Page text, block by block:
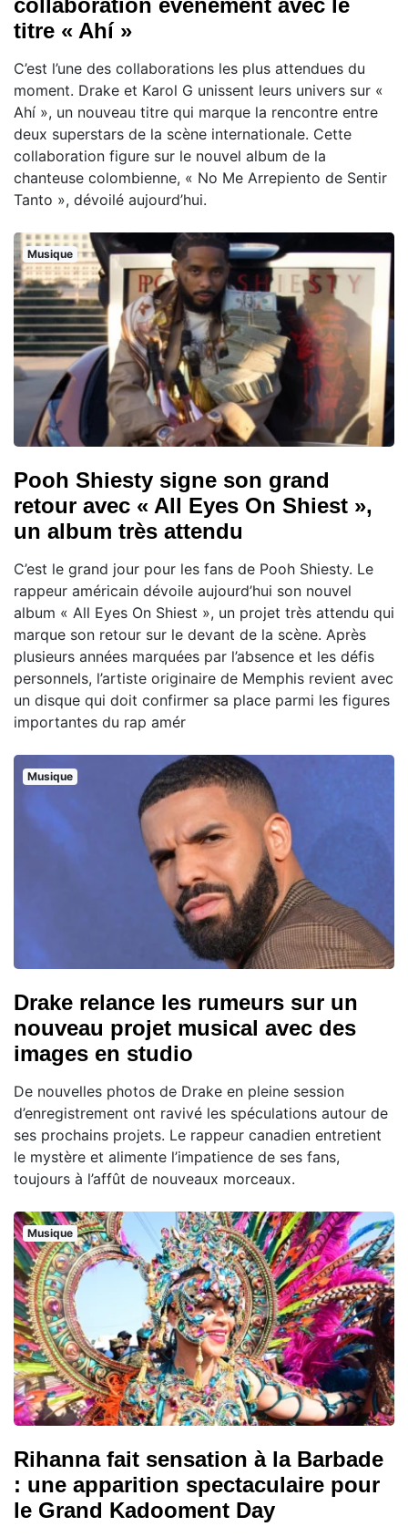
titre « Ahí »
C’est l’une des collaborations les plus attendues du
moment. Drake et Karol G unissent leurs univers sur «
Ahí », un nouveau titre qui marque la rencontre entre
deux superstars de la scène internationale. Cette
collaboration figure sur le nouvel album de la
chanteuse colombienne, « No Me Arrepiento de Sentir
Tanto », dévoilé aujourd’hui.
Musique
Pooh Shiesty signe son grand
retour avec « All Eyes On Shiest »,
un album très attendu
C’est le grand jour pour les fans de Pooh Shiesty. Le
rappeur américain dévoile aujourd’hui son nouvel
album « All Eyes On Shiest », un projet très attendu qui
marque son retour sur le devant de la scène. Après
plusieurs années marquées par l’absence et les défis
personnels, l’artiste originaire de Memphis revient avec
un disque qui doit confirmer sa place parmi les figures
importantes du rap amér
Musique
Drake relance les rumeurs sur un
nouveau projet musical avec des
images en studio
De nouvelles photos de Drake en pleine session
d’enregistrement ont ravivé les spéculations autour de
ses prochains projets. Le rappeur canadien entretient
le mystère et alimente l’impatience de ses fans,
toujours à l’affût de nouveaux morceaux.
Musique
Rihanna fait sensation à la Barbade
: une apparition spectaculaire pour
le Grand Kadooment Day